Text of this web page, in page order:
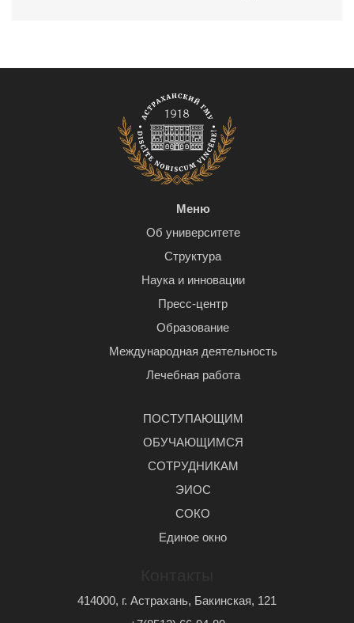
Меню
Об университете
Структура
Наука и инновации
Пресс-центр
Образование
Международная деятельность
Лечебная работа
ПОСТУПАЮЩИМ
ОБУЧАЮЩИМСЯ
СОТРУДНИКАМ
ЭИОС
СОКО
Единое окно
414000, г. Астрахань, Бакинская, 121